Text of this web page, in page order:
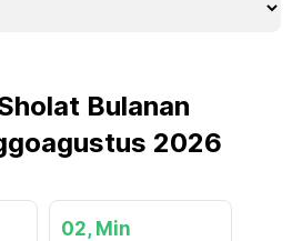
Bulanan
2026
02, Min